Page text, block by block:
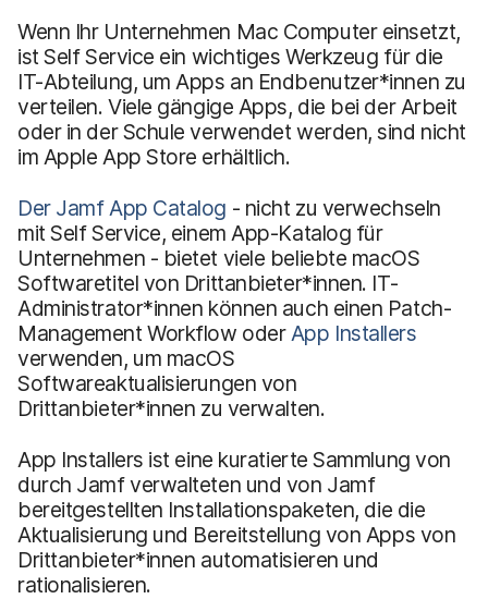
Wenn Ihr Unternehmen Mac Computer einsetzt,
ist Self Service ein wichtiges Werkzeug für die
IT-Abteilung, um Apps an Endbenutzer*innen zu
verteilen. Viele gängige Apps, die bei der Arbeit
oder in der Schule verwendet werden, sind nicht
im Apple App Store erhältlich.
Der Jamf App Catalog - nicht zu verwechseln
mit Self Service, einem App-Katalog für
Unternehmen - bietet viele beliebte macOS
Softwaretitel von Drittanbieter*innen. IT-
Administrator*innen können auch einen Patch-
Management Workflow oder App Installers
verwenden, um macOS
Softwareaktualisierungen von
Drittanbieter*innen zu verwalten.
App Installers ist eine kuratierte Sammlung von
durch Jamf verwalteten und von Jamf
bereitgestellten Installationspaketen, die die
Aktualisierung und Bereitstellung von Apps von
Drittanbieter*innen automatisieren und
rationalisieren.